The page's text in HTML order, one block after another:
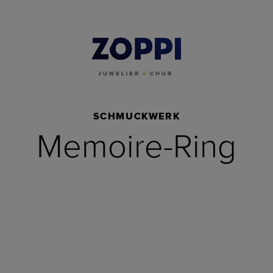
SCHMUCKWERK
Memoire-Ring